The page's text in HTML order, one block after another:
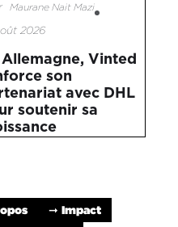
Maurane Nait Mazi
2026
Allemagne, Vinted
son
avec DHL
soutenir sa
➞ Impact